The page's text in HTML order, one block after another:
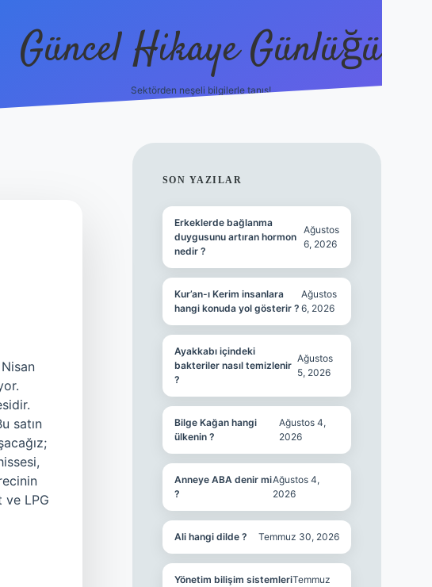
Güncel Hikaye Günlüğü
Sektörden neşeli bilgilerle tanış!
satın
ve LPG
SIDEBAR
SON YAZILAR
Erkeklerde bağlanma
duygusunu artıran hormon
nedir ?
Ağustos
6, 2026
Kur’an-ı Kerim insanlara
hangi konuda yol gösterir ?
Ağustos
6, 2026
Ayakkabı içindeki
bakteriler nasıl temizlenir
?
Ağustos
5, 2026
Bilge Kağan hangi
ülkenin ?
Ağustos 4,
2026
Anneye ABA denir mi
?
Ağustos 4,
2026
Ali hangi dilde ? Temmuz 30, 2026
Yönetim bilişim sistemleriTemmuz
https://